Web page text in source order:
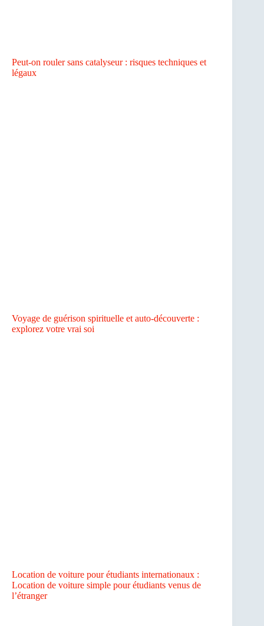
Peut-on rouler sans catalyseur : risques techniques et
légaux
Voyage de guérison spirituelle et auto-découverte :
explorez votre vrai soi
Location de voiture pour étudiants internationaux :
Location de voiture simple pour étudiants venus de
l’étranger